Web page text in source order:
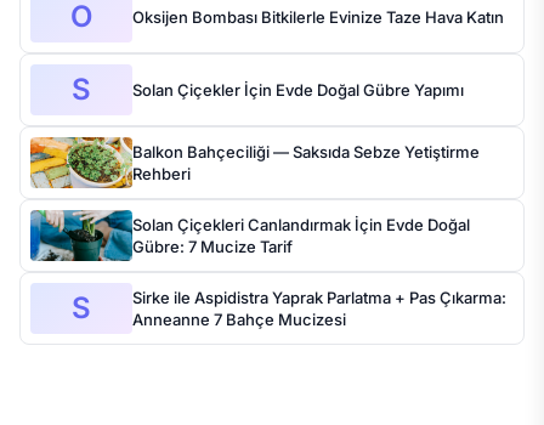
O Oksijen Bombası Bitkilerle Evinize Taze Hava Katın
S Solan Çiçekler İçin Evde Doğal Gübre Yapımı
Balkon Bahçeciliği — Saksıda Sebze Yetiştirme
Rehberi
Solan Çiçekleri Canlandırmak İçin Evde Doğal
Gübre: 7 Mucize Tarif
S
Sirke ile Aspidistra Yaprak Parlatma + Pas Çıkarma:
Anneanne 7 Bahçe Mucizesi